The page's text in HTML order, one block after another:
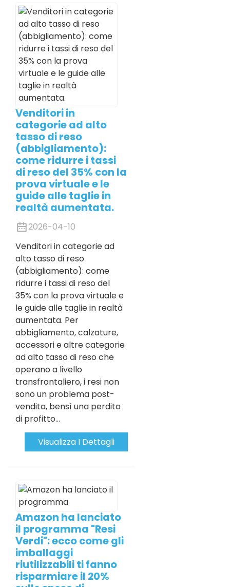
Venditori in
categorie ad alto
tasso di reso
(abbigliamento):
come ridurre i tassi
di reso del 35% con la
prova virtuale e le
guide alle taglie in
realtà aumentata.
2026-04-10
Venditori in categorie ad
alto tasso di reso
(abbigliamento): come
ridurre i tassi di reso del
35% con la prova virtuale e
le guide alle taglie in realtà
aumentata. Per
abbigliamento, calzature,
accessori e altre categorie
ad alto tasso di reso che
operano a livello
transfrontaliero, i resi non
sono un problema post-
vendita, bensì una perdita
di profitto...
Visualizza I Dettagli
Amazon ha lanciato
il programma "Resi
Verdi": ecco come gli
imballaggi
riutilizzabili ti fanno
risparmiare il 20%